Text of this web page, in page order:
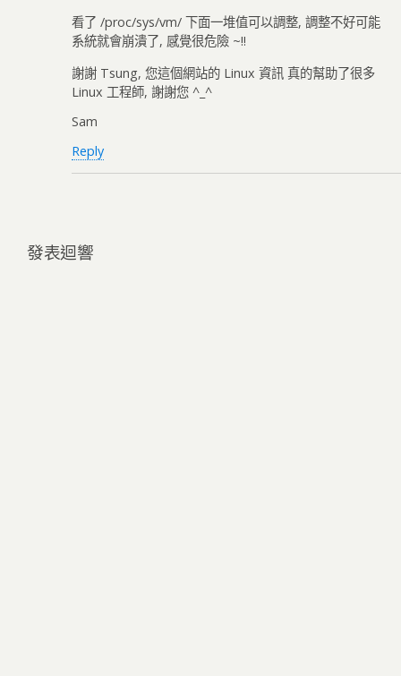
看了 /proc/sys/vm/ 下面一堆值可以調整, 調整不好可能
系統就會崩潰了, 感覺很危險 ~!!
謝謝 Tsung, 您這個網站的 Linux 資訊 真的幫助了很多
Linux 工程師, 謝謝您 ^_^
Sam
Reply
發表迴響